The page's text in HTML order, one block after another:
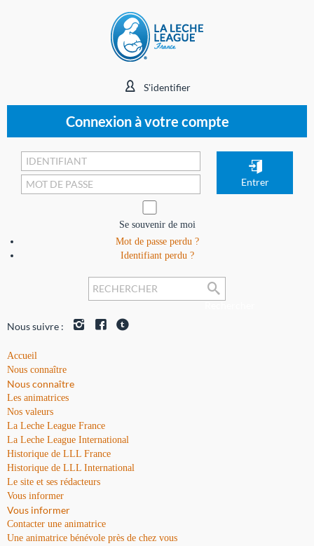
S'identifier
Connexion à votre compte
Se souvenir de moi
Mot de passe perdu ?
Identifiant perdu ?
Nous suivre :
Accueil
Nous connaître
Nous connaître
Les animatrices
Nos valeurs
La Leche League France
La Leche League International
Historique de LLL France
Historique de LLL International
Le site et ses rédacteurs
Vous informer
Vous informer
Contacter une animatrice
Une animatrice bénévole près de chez vous